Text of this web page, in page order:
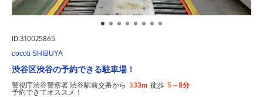
ID:310025865
cocoti SHIBUYA
渋谷区渋谷の予約できる駐車場！
警視庁渋谷警察署 渋谷駅前交番から 333m 徒歩 5～8分
予約できてオススメ！